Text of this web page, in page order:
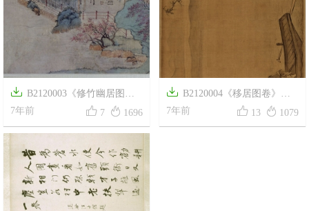
 B2120003《修竹幽居图》
清代画家禹之鼎高清作品
7年前  7  1696
 B2120004《移居图卷》清
代画家禹之鼎高清作品
7年前  13  1079